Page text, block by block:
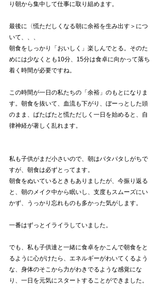
り朝から集中して仕事に取り組めます。
最後に〈慌ただしくなる朝に余裕を生み出す＞につ
いて、、、
朝食をしっかり「おいしく」楽しんでとる。そのた
めには少なくとも10分、15分は食卓に向かって落ち
着く時間が必要ですね。
この時間が一日の私たちの「余裕」のもとになりま
す。朝食を抜いて、血流も下がり、ぼーっとした頭
のまま、ばたばたと慌ただしく一日を始めると、自
律神経が著しく乱れます。
私も子供がまだ小さいので、朝はバタバタしがちで
すが、朝食は必ずとってます。
朝食をぬいているときもありましたが、今振り返る
と、朝のメイク中から眠いし、支度もスムーズにい
かず、うっかり忘れものも多かった気がします。
一番はずっとイライラしていました。
でも、私も子供達と一緒に食卓をかこんで朝食をと
るように心がけたら、エネルギーがわいてくるよう
な、身体のそこから力がわきでるような感覚にな
り、一日を元気にスタートすることができました。